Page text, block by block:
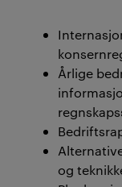
Årlige
og